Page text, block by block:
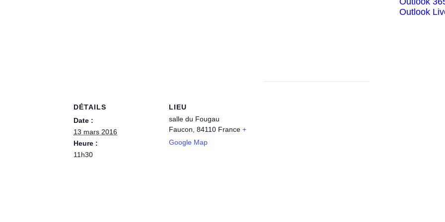
Outlook
DÉTAILS
Date :
13 mars 2016
Heure :
11h30
LIEU
salle du Fougau
Faucon 84110 France +
Google Map